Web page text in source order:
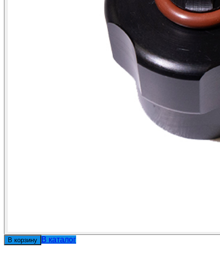
В корзину В каталог